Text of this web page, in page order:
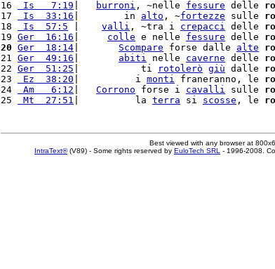
16
Is   7:19 burroni , ~nelle fessure delle
17
Is  33:16 |        in alto , ~fortezze sulle
18
Is  57:5 valli , ~tra i crepacci delle
19 Ger  16:16 colle e nelle fessure delle
20 Ger  18:14 Scompare forse dalle alte
21 Ger  49:16 abiti nelle caverne delle
22 Ger  51:25 |           ti rotolerò giù dalle
23
Ez  38:20 |          i monti franeranno, le
24
Am   6:12 Corrono forse i cavalli sulle
25
Mt  27:51 |          la terra si scosse , le
Best viewed with any browser at
IntraText®(V89) - Some rights reserved by EuloTech SRL - 1996-2008.